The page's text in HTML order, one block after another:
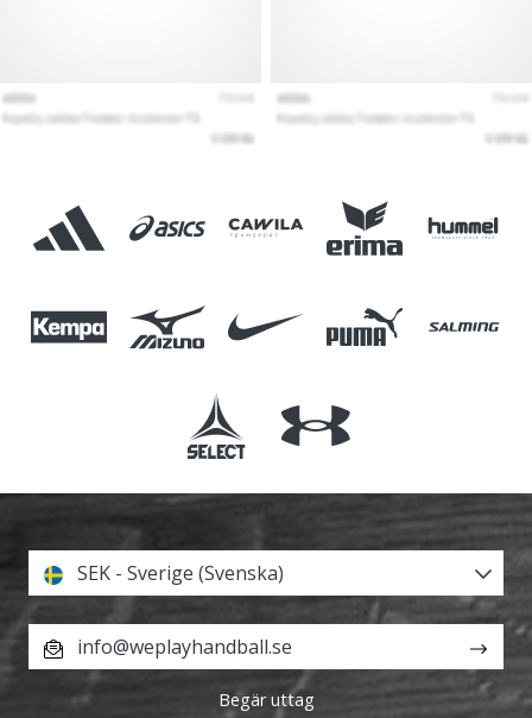
SEK - Sverige (Svenska)
info@weplayhandball.se
Begär uttag